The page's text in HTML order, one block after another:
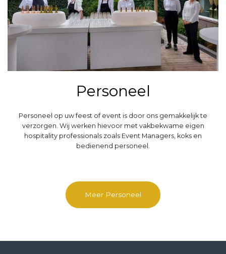
Personeel
Personeel op uw feest of event is door ons gemakkelijk te
verzorgen. Wij werken hievoor met vakbekwame eigen
hospitality professionals zoals Event Managers, koks en
bedienend personeel.
Meer Personeel